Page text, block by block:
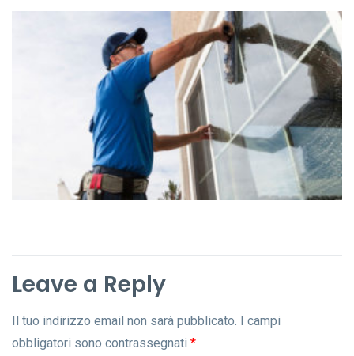
Leave a Reply
Il tuo indirizzo email non sarà pubblicato.
I campi
obbligatori sono contrassegnati *